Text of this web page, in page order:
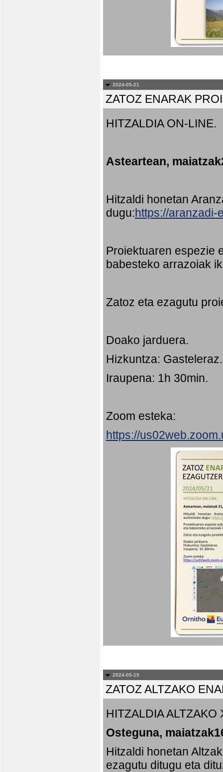
2024-05-21
ZATOZ ENARAK
HITZALDIA ON-LINE.
Asteartean,
Hitzaldi honetan
dugu:https://aranzadi-
Proiektuaren espezie
babesteko arrazoiak
Zatoz eta ezagutu
Doako jarduera.
Hizkuntza: Gasteleraz.
Iraupena: 1h 30min.
Zoom esteka:
https://
2024-05-15
ZATOZ ALTZAKO
HITZALDIA ALTZAKO
Osteguna,
Hitzaldi honetan
ezagutu ditugu eta